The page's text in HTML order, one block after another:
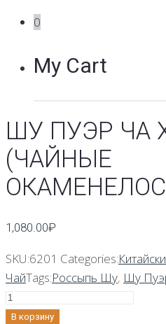
0
My Cart
ШУ ПУЭР ЧА
(ЧАЙНЫЕ
1,080.00₽
SKU:6201 Categories:
ЧайTags:Россыпь Шу, Шу
Количество
Шу
В корзину